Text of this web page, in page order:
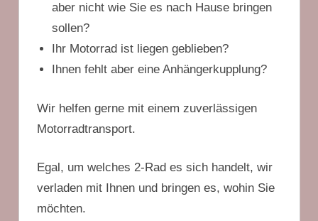
aber nicht wie Sie es nach Hause bringen
sollen?
Ihr Motorrad ist liegen geblieben?
Ihnen fehlt aber eine Anhängerkupplung?
Wir helfen gerne mit einem zuverlässigen
Motorradtransport.
Egal, um welches 2-Rad es sich handelt, wir
verladen mit Ihnen und bringen es, wohin Sie
möchten.